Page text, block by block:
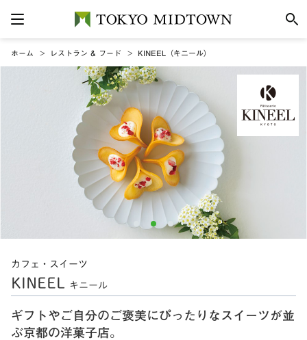
ホーム レストラン & フード KINEEL（キニール）
カフェ・スイーツ
KINEEL キニール
ギフトやご自分のご褒美にぴったりなスイーツが並
ぶ京都の洋菓子店。